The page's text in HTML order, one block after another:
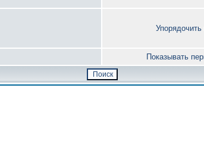
Упорядочить
Показывать